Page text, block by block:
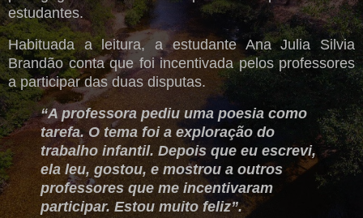
estudantes.
Habituada a leitura, a estudante Ana Julia Silvia
Brandão conta que foi incentivada pelos professores
a participar das duas disputas.
“A professora pediu uma poesia como
tarefa. O tema foi a exploração do
trabalho infantil. Depois que eu escrevi,
ela leu, gostou, e mostrou a outros
professores que me incentivaram
participar. Estou muito feliz”.